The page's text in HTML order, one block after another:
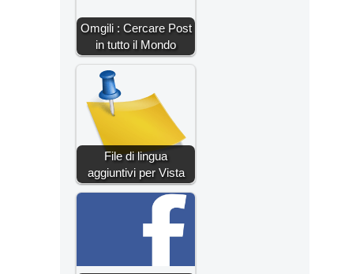
Omgili : Cercare Post
in tutto il Mondo
File di lingua
aggiuntivi per Vista